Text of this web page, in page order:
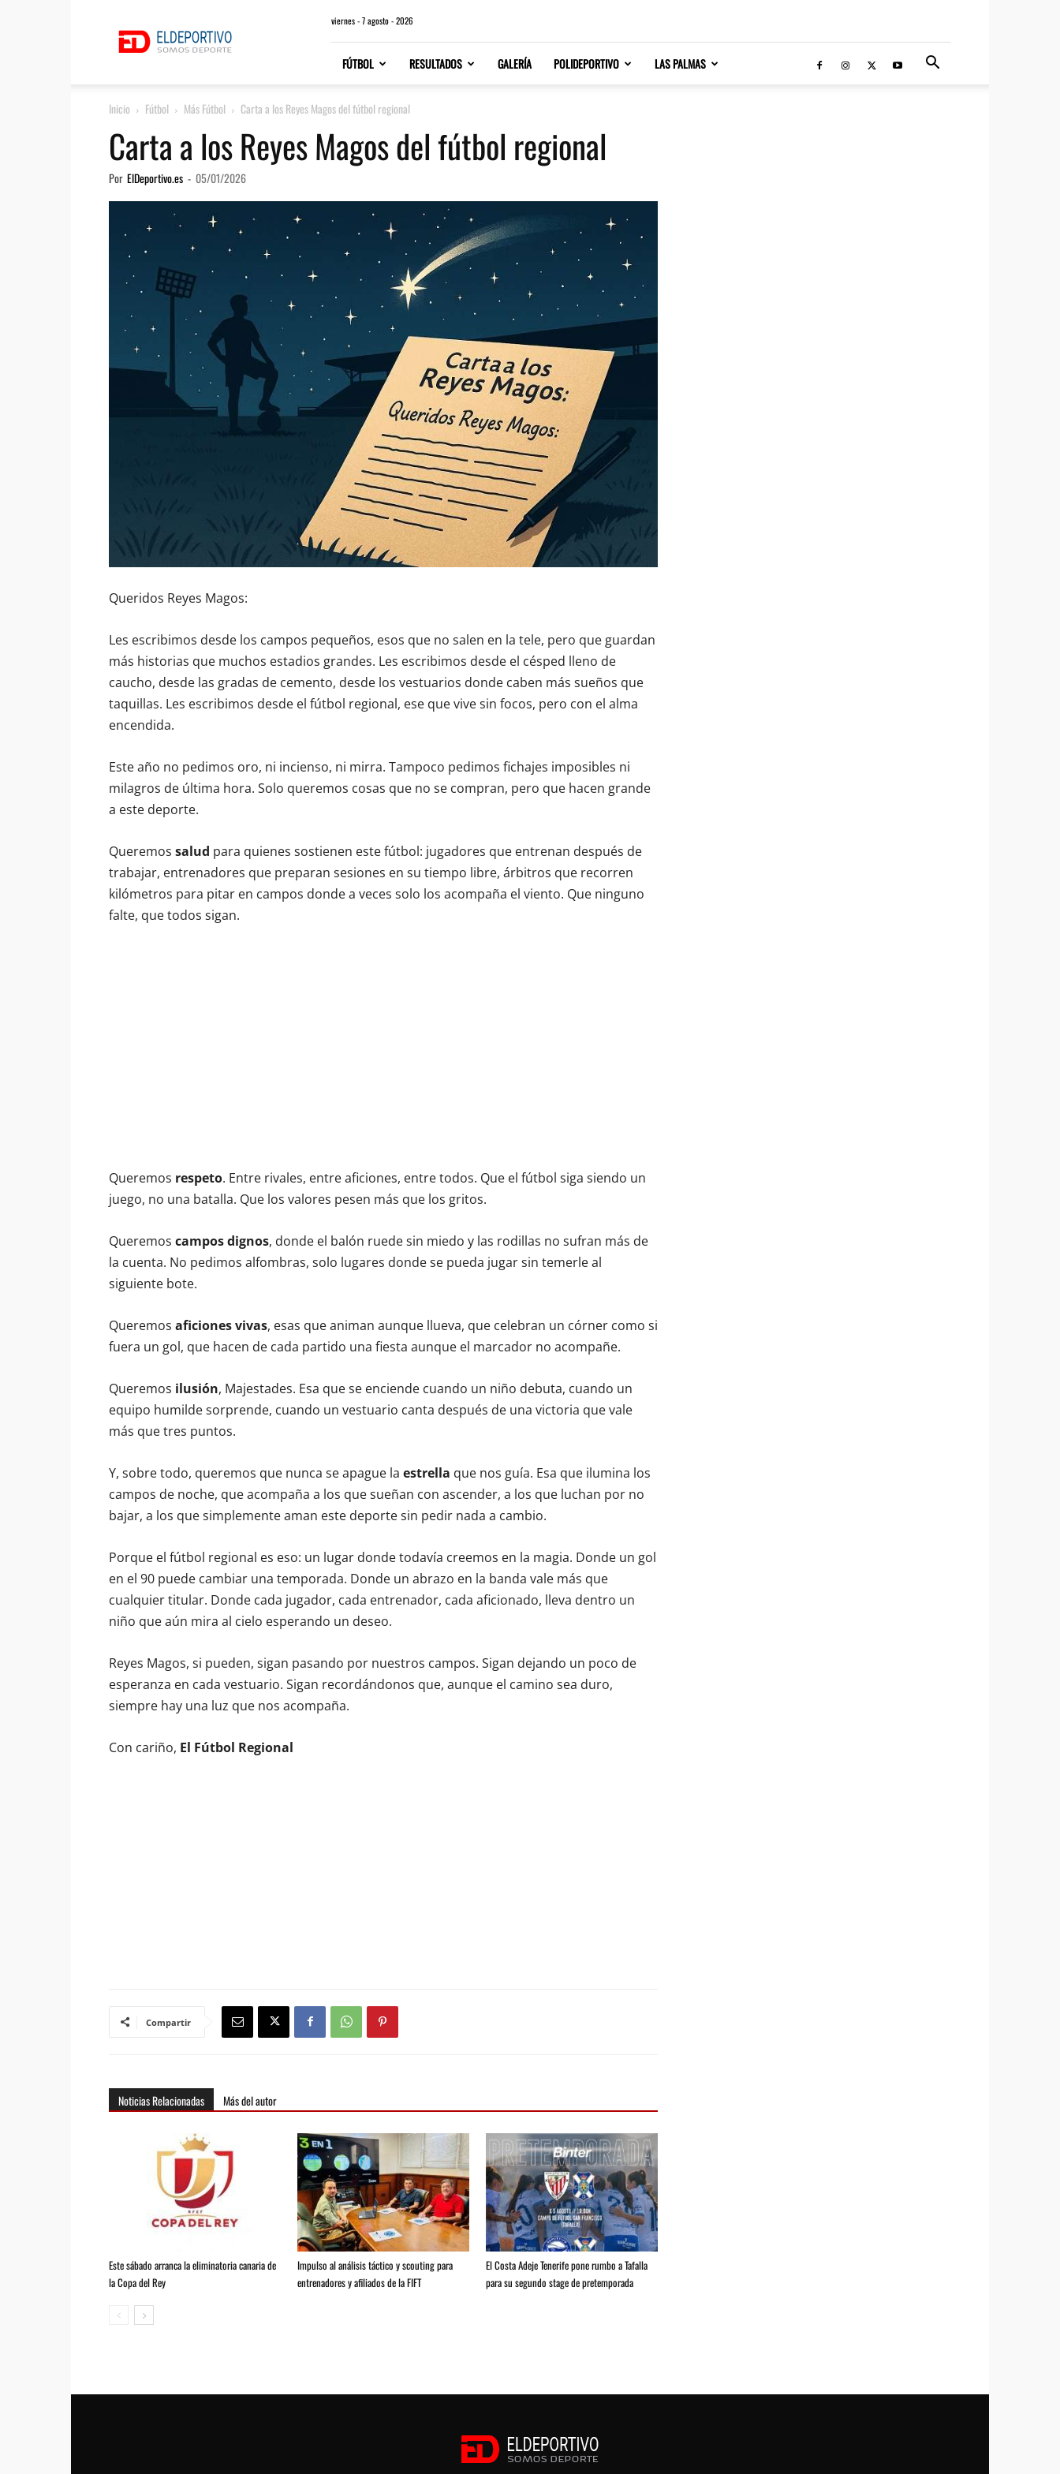
viernes - 7 agosto - 2026
FÚTBOL RESULTADOS GALERÍA POLIDEPORTIVO LAS PALMAS
Inicio Fútbol Más Fútbol Carta a los Reyes Magos del fútbol regional
Carta a los Reyes Magos del fútbol regional
Por ElDeportivo.es - 05/01/2026
Queridos Reyes Magos:
Les escribimos desde los campos pequeños, esos que no salen en la tele, pero que guardan
más historias que muchos estadios grandes. Les escribimos desde el césped lleno de
caucho, desde las gradas de cemento, desde los vestuarios donde caben más sueños que
taquillas. Les escribimos desde el fútbol regional, ese que vive sin focos, pero con el alma
encendida.
Este año no pedimos oro, ni incienso, ni mirra. Tampoco pedimos fichajes imposibles ni
milagros de última hora. Solo queremos cosas que no se compran, pero que hacen grande
a este deporte.
Queremos salud para quienes sostienen este fútbol: jugadores que entrenan después de
trabajar, entrenadores que preparan sesiones en su tiempo libre, árbitros que recorren
kilómetros para pitar en campos donde a veces solo los acompaña el viento. Que ninguno
falte, que todos sigan.
Queremos respeto. Entre rivales, entre aficiones, entre todos. Que el fútbol siga siendo un
juego, no una batalla. Que los valores pesen más que los gritos.
Queremos campos dignos, donde el balón ruede sin miedo y las rodillas no sufran más de
la cuenta. No pedimos alfombras, solo lugares donde se pueda jugar sin temerle al
siguiente bote.
Queremos aficiones vivas, esas que animan aunque llueva, que celebran un córner como si
fuera un gol, que hacen de cada partido una fiesta aunque el marcador no acompañe.
Queremos ilusión, Majestades. Esa que se enciende cuando un niño debuta, cuando un
equipo humilde sorprende, cuando un vestuario canta después de una victoria que vale
más que tres puntos.
Y, sobre todo, queremos que nunca se apague la estrella que nos guía. Esa que ilumina los
campos de noche, que acompaña a los que sueñan con ascender, a los que luchan por no
bajar, a los que simplemente aman este deporte sin pedir nada a cambio.
Porque el fútbol regional es eso: un lugar donde todavía creemos en la magia. Donde un gol
en el 90 puede cambiar una temporada. Donde un abrazo en la banda vale más que
cualquier titular. Donde cada jugador, cada entrenador, cada aficionado, lleva dentro un
niño que aún mira al cielo esperando un deseo.
Reyes Magos, si pueden, sigan pasando por nuestros campos. Sigan dejando un poco de
esperanza en cada vestuario. Sigan recordándonos que, aunque el camino sea duro,
siempre hay una luz que nos acompaña.
Con cariño, El Fútbol Regional
Compartir
Noticias Relacionadas Más del autor
Este sábado arranca la eliminatoria canaria de
la Copa del Rey
Impulso al análisis táctico y scouting para
entrenadores y afiliados de la FIFT
El Costa Adeje Tenerife pone rumbo a Tafalla
para su segundo stage de pretemporada